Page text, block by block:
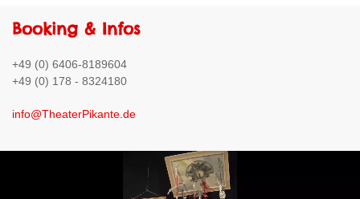
Booking & Infos
+49 (0) 6406-8189604
+49 (0) 178 - 8324180
info@TheaterPikante.de